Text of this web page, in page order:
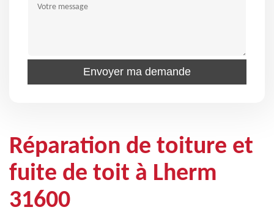
Réparation de toiture et
fuite de toit à Lherm
31600